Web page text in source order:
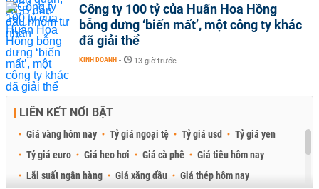
Công ty 100 tỷ của Huấn Hoa Hồng
bỗng dưng ‘biến mất’, một công ty khác
đã giải thể
KINH DOANH - 13 giờ trước
LIÊN KẾT NỔI BẬT
Giá vàng hôm nay Tỷ giá ngoại tệ Tỷ giá usd
Tỷ giá yen
Tỷ giá euro
Giá heo hơi Giá cà phê
Giá tiêu hôm nay
Lãi suất ngân hàng
Giá xăng dầu
Giá thép hôm nay